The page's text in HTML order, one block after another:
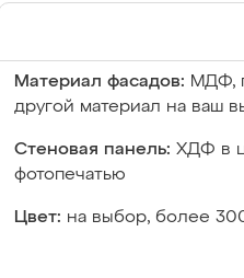
Материал фасадов: МДФ,
другой материал на ваш
Стеновая панель: ХДФ в
фотопечатью
Цвет: на выбор, более